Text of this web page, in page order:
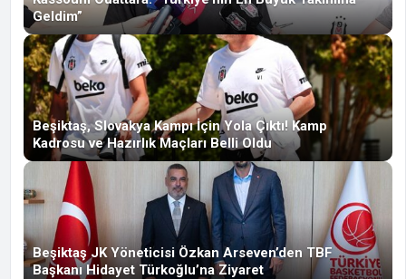
Geldim”
Beşiktaş, Slovakya Kampı İçin Yola Çıktı! Kamp
Kadrosu ve Hazırlık Maçları Belli Oldu
Beşiktaş JK Yöneticisi Özkan Arseven’den TBF
Başkanı Hidayet Türkoğlu’na Ziyaret